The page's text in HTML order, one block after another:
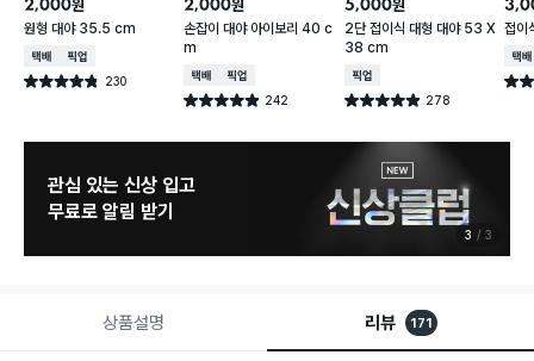
2,000원
원형 대야 35.5 cm
택배배송매장픽업
별점 4.8점 230
건 작성
2,000원
손잡이 대야 아이보리 40 c
m
택배배송매장픽업
별점 4.9점 242
건 작성
5,000원
2단 접이식 대형 대야 53 X
38 cm
매장픽업
별점 4.9점 278
건 작성
접
택배
별점
관심 있는 신상 입고
무료로 알림 받기
3 3
상품설명 리뷰 171